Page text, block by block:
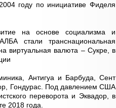
году по инициативе Фиделя
на основе социализма и
стали транснациональная
виртуальная валюта – Сукре, в
Антигуа и Барбуда, Сент
Гондурас. Под давлением США
переворота и Эквадор, в
2018 года.